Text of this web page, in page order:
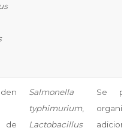
de
Salmonella
typhimurium,
Lactobacillus
Se